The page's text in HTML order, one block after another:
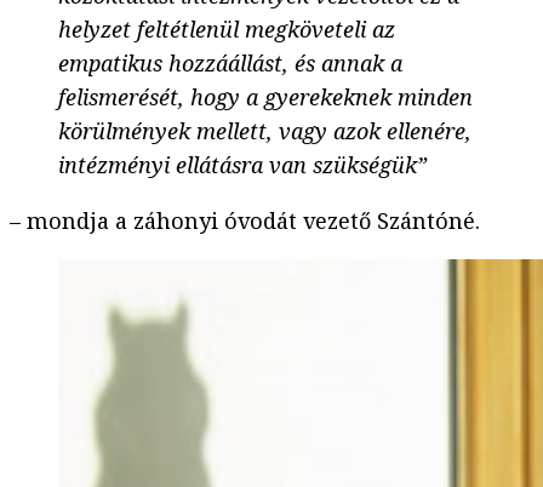
helyzet feltétlenül megköveteli az
empatikus hozzáállást, és annak a
felismerését, hogy a gyerekeknek minden
körülmények mellett, vagy azok ellenére,
intézményi ellátásra van szükségük”
– mondja a záhonyi óvodát vezető Szántóné.